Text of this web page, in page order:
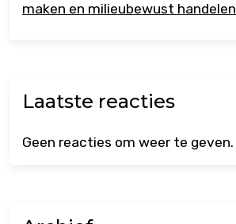
maken en milieubewust handelen
Laatste reacties
Geen reacties om weer te geven.